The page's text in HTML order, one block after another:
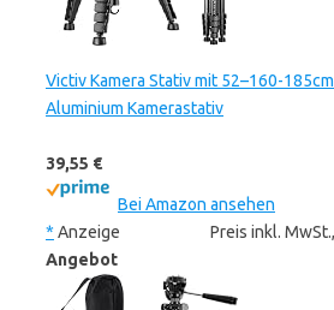
Victiv Kamera Stativ mit 52–160-
Aluminium Kamerastativ
39,55 €
Bei Amazon ansehen
* Anzeige
Preis inkl.
Angebot